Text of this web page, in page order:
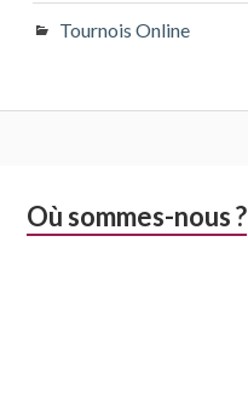
Tournois Online
Colonne
Où sommes-nous ?